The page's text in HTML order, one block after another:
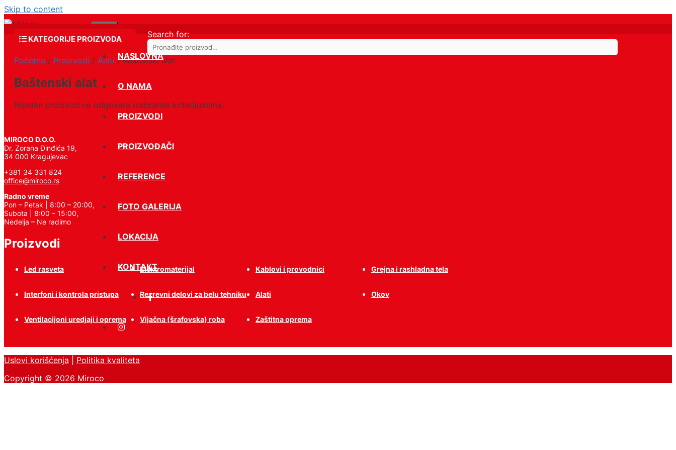
Skip to content
NASLOVNA
O NAMA
PROIZVODI
PROIZVOĐAČI
REFERENCE
FOTO GALERIJA
LOKACIJA
KONTAKT
KATEGORIJE PROIZVODA Search for:
Početna / Proizvodi /Alati / Baštenski alat
Baštenski alat
Nijedan proizvod ne odgovara izabranim kriterijumima.
MIROCO D.O.O.
Dr. Zorana Đinđića 19,
34 000 Kragujevac
+381 34 331 824
office@miroco.rs
Radno vreme
Pon – Petak | 8:00 – 20:00,
Subota | 8:00 – 15:00,
Nedelja – Ne radimo
Proizvodi
Led rasveta Elektromaterijal Kablovi i provodnici Grejna i rashladna tela
Interfoni i kontrola pristupa Rezrevni delovi za belu tehniku Alati Okov
Ventilacijoni uredjaji i oprema Vijačna (šrafovska) roba Zaštitna oprema
Uslovi korišćenja
Politika kvaliteta
Copyright © 2026 Miroco